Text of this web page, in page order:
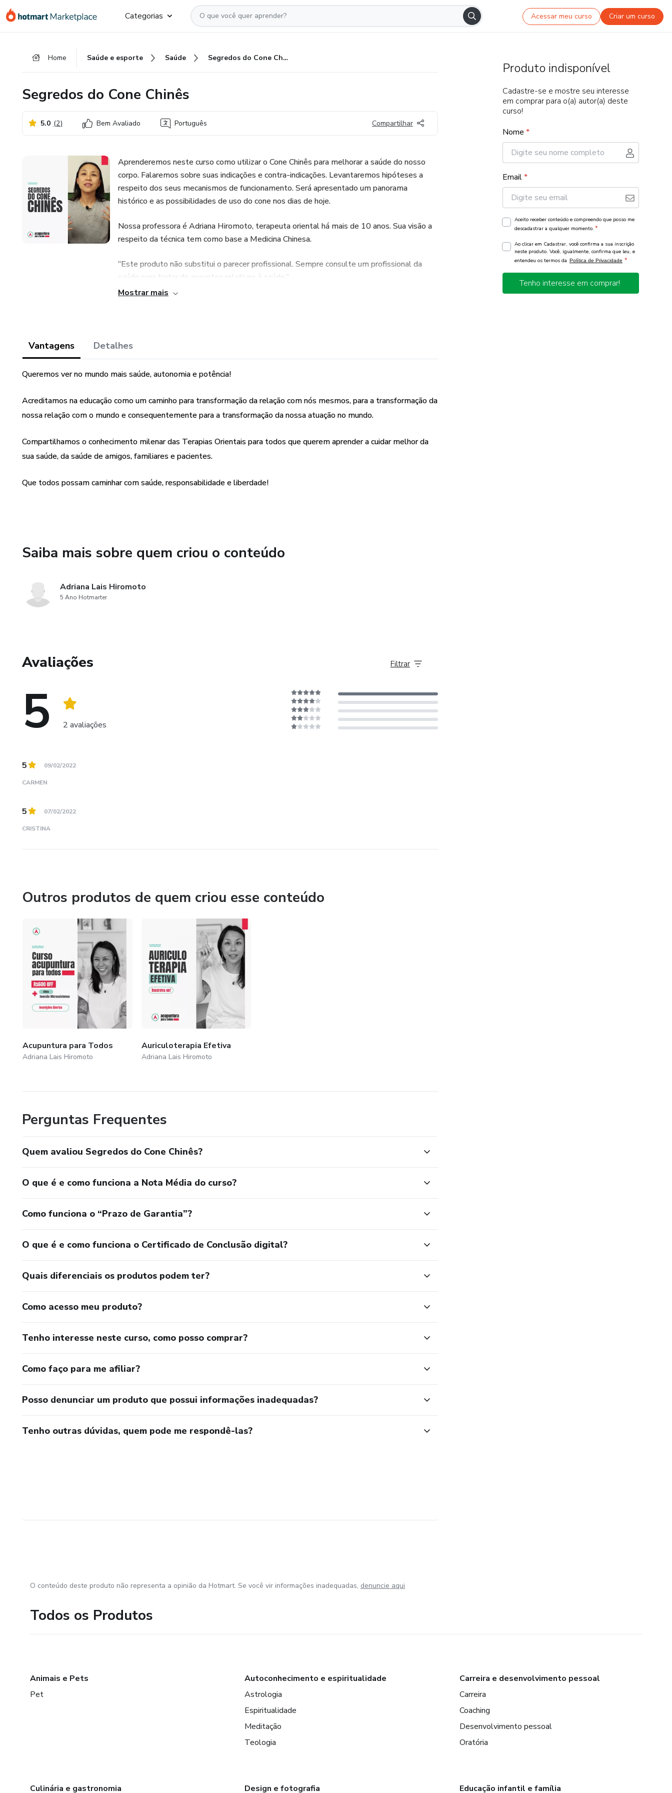
para
para
para
Categorias Acessar meu curso Criar um curso
Home Saúde e esporte Saúde Segredos do Cone Chinês
Segredos do Cone Chinês
5.0 (2) Bem Avaliado Português Compartilhar
Aprenderemos neste curso como utilizar o Cone Chinês para melhorar a saúde do nosso
corpo. Falaremos sobre suas indicações e contra-indicações. Levantaremos hipóteses a
respeito dos seus mecanismos de funcionamento. Será apresentado um panorama
histórico e as possibilidades de uso do cone nos dias de hoje.
Nossa professora é Adriana Hiromoto, terapeuta oriental há mais de 10 anos. Sua visão a
respeito da técnica tem como base a Medicina Chinesa.
“Este produto não substitui o parecer profissional. Sempre consulte um profissional da
saúde para tratar de assuntos relativos à saúde.”
Mostrar mais
Vantagens Detalhes
Queremos ver no mundo mais saúde, autonomia e potência!
Acreditamos na educação como um caminho para transformação da relação com nós mesmos, para a transformação da
nossa relação com o mundo e consequentemente para a transformação da nossa atuação no mundo.
Compartilhamos o conhecimento milenar das Terapias Orientais para todos que querem aprender a cuidar melhor da
sua saúde, da saúde de amigos, familiares e pacientes.
Que todos possam caminhar com saúde, responsabilidade e liberdade!
Saiba mais sobre quem criou o conteúdo
Adriana Lais Hiromoto
5 Ano Hotmarter
Avaliações
5 2 avaliações
Filtrar
5 09/02/2022
CARMEN
5 07/02/2022
CRISTINA
Outros produtos de quem criou esse conteúdo
Acupuntura para Todos
Adriana Lais Hiromoto
Auriculoterapia Efetiva
Adriana Lais Hiromoto
Perguntas Frequentes
Quem avaliou Segredos do Cone Chinês?
O que é e como funciona a Nota Média do curso?
Como funciona o “Prazo de Garantia”?
O que é e como funciona o Certificado de Conclusão digital?
Quais diferenciais os produtos podem ter?
Como acesso meu produto?
Tenho interesse neste curso, como posso comprar?
Como faço para me afiliar?
Posso denunciar um produto que possui informações inadequadas?
Tenho outras dúvidas, quem pode me respondê-las?
Produto indisponível
Cadastre-se e mostre seu interesse
em comprar para o(a) autor(a) deste
curso!
Nome *
Email*
Aceito receber conteúdo e compreendo que posso me
descadastrar a qualquer momento. *
Ao clicar em Cadastrar, você confirma a sua inscrição
neste produto. Você, igualmente, confirma que leu, e
entendeu os termos da Política de Privacidade *
Tenho interesse em comprar!
O conteúdo deste produto não representa a opinião da Hotmart. Se você vir informações inadequadas, denuncie aqui
Todos os Produtos
Animais e Pets
Pet
Autoconhecimento e espiritualidade
Astrologia
Espiritualidade
Meditação
Teologia
Carreira e desenvolvimento pessoal
Carreira
Coaching
Desenvolvimento pessoal
Oratória
Culinária e gastronomia Design e fotografia Educação infantil e família